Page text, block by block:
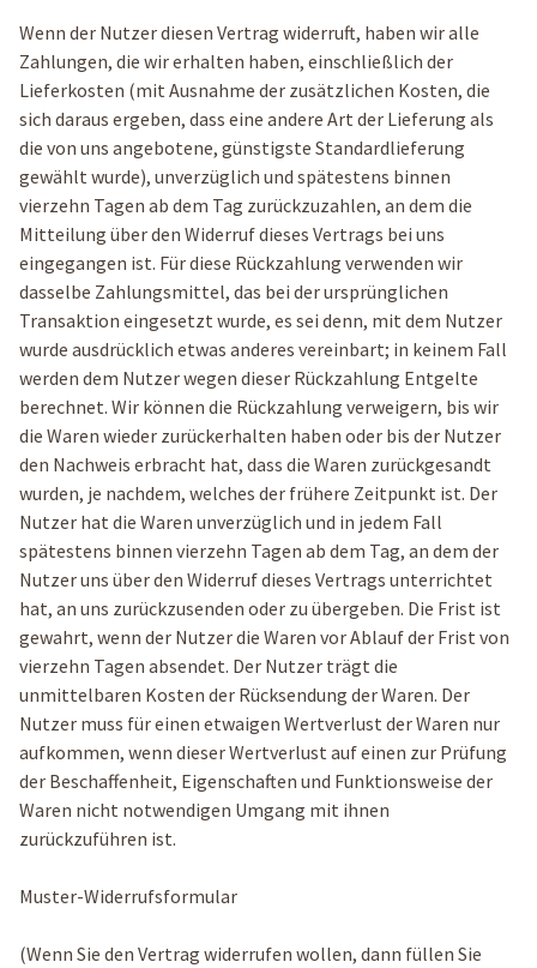
Wenn der Nutzer diesen Vertrag widerruft, haben wir alle
Zahlungen, die wir erhalten haben, einschließlich der
Lieferkosten (mit Ausnahme der zusätzlichen Kosten, die
sich daraus ergeben, dass eine andere Art der Lieferung als
die von uns angebotene, günstigste Standardlieferung
gewählt wurde), unverzüglich und spätestens binnen
vierzehn Tagen ab dem Tag zurückzuzahlen, an dem die
Mitteilung über den Widerruf dieses Vertrags bei uns
eingegangen ist. Für diese Rückzahlung verwenden wir
dasselbe Zahlungsmittel, das bei der ursprünglichen
Transaktion eingesetzt wurde, es sei denn, mit dem Nutzer
wurde ausdrücklich etwas anderes vereinbart; in keinem Fall
werden dem Nutzer wegen dieser Rückzahlung Entgelte
berechnet. Wir können die Rückzahlung verweigern, bis wir
die Waren wieder zurückerhalten haben oder bis der Nutzer
den Nachweis erbracht hat, dass die Waren zurückgesandt
wurden, je nachdem, welches der frühere Zeitpunkt ist. Der
Nutzer hat die Waren unverzüglich und in jedem Fall
spätestens binnen vierzehn Tagen ab dem Tag, an dem der
Nutzer uns über den Widerruf dieses Vertrags unterrichtet
hat, an uns zurückzusenden oder zu übergeben. Die Frist ist
gewahrt, wenn der Nutzer die Waren vor Ablauf der Frist von
vierzehn Tagen absendet. Der Nutzer trägt die
unmittelbaren Kosten der Rücksendung der Waren. Der
Nutzer muss für einen etwaigen Wertverlust der Waren nur
aufkommen, wenn dieser Wertverlust auf einen zur Prüfung
der Beschaffenheit, Eigenschaften und Funktionsweise der
Waren nicht notwendigen Umgang mit ihnen
zurückzuführen ist.
Muster-Widerrufsformular
(Wenn Sie den Vertrag widerrufen wollen, dann füllen Sie